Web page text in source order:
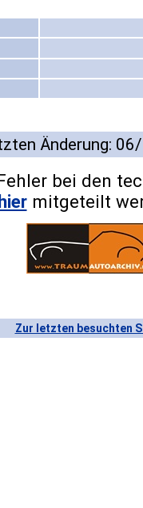
Änderung:
bei den
mitgeteilt
Zur letzten besuchten